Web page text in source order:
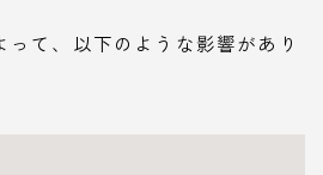
って、以下のような影響があり